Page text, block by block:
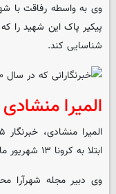
وی به واسطه‌ رفاقت با
پیکیر پاک این شهید را
شناسایی کند.
المیرا منشادی
ابتلا به کرونا ۱۳ شهریور ماه درگذشت.